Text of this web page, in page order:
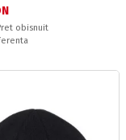
obisnuit